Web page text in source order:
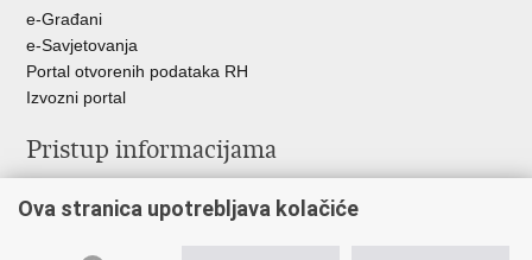
e-Građani
e-Savjetovanja
Portal otvorenih podataka RH
Izvozni portal
Pristup informacijama
Izjava o pristupačnosti
Ova stranica upotrebljava kolačiće